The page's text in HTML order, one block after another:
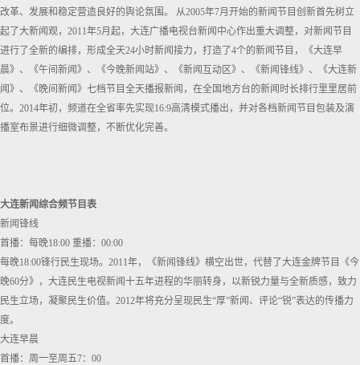
改革、发展和稳定营造良好的舆论氛围。 从2005年7月开始的新闻节目创新首先树立
起了大新闻观，2011年5月起，大连广播电视台新闻中心作出重大调整，对新闻节目
进行了全新的编排，形成全天24小时新闻接力，打造了4个的新闻节目，《大连早
晨》、《午间新闻》、《今晚新闻站》、《新闻互动区》、《新闻锋线》、《大连新
闻》、《晚间新闻》七档节目全天播报新闻，在全国地方台的新闻时长排行里里居前
位。2014年初，频道在全省率先实现16:9高清模式播出，并对各档新闻节目包装及演
播室布景进行细微调整，不断优化完善。
大连新闻综合频节目表
新闻锋线
首播：每晚18:00 重播：00:00
每晚18:00锋行民生现场。2011年，《新闻锋线》横空出世，代替了大连金牌节目《今
晚60分》，大连民生电视新闻十五年进程的华丽转身，以新锐力量与全新质感，致力
民生立场，凝聚民生价值。2012年将充分呈现民生“厚”新闻、评论“锐”表达的传播力
度。
大连早晨
首播：周一至周五7：00